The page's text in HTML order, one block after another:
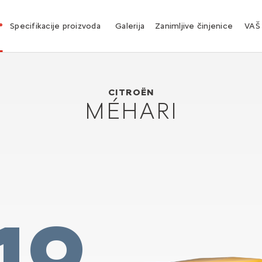
Specifikacije proizvoda Galerija Zanimljive činjenice
CITROËN
MÉHARI